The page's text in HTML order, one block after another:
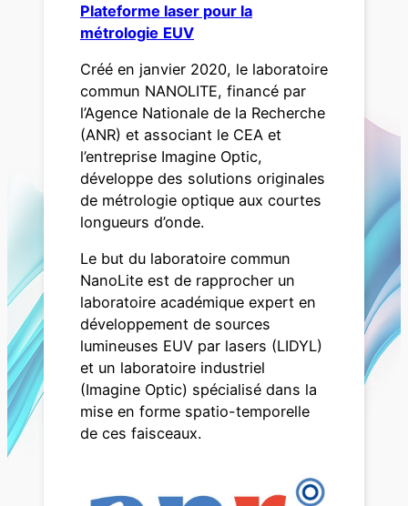
Plateforme laser pour la
métrologie EUV
Créé en janvier 2020, le laboratoire
commun NANOLITE, financé par
l’Agence Nationale de la Recherche
(ANR) et associant le CEA et
l’entreprise Imagine Optic,
développe des solutions originales
de métrologie optique aux courtes
longueurs d’onde.
Le but du laboratoire commun
NanoLite est de rapprocher un
laboratoire académique expert en
développement de sources
lumineuses EUV par lasers (LIDYL)
et un laboratoire industriel
(Imagine Optic) spécialisé dans la
mise en forme spatio-temporelle
de ces faisceaux.